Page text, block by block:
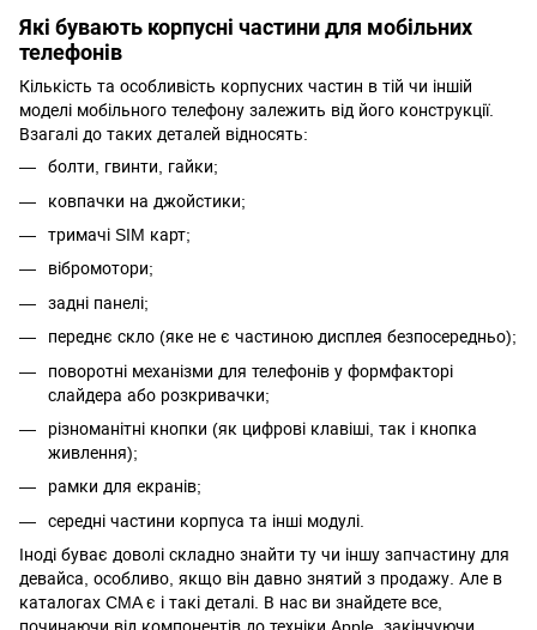
Які бувають корпусні частини для мобільних
телефонів
Кількість та особливість корпусних частин в тій чи іншій
моделі мобільного телефону залежить від його конструкції.
Взагалі до таких деталей відносять:
болти, гвинти, гайки;
ковпачки на джойстики;
тримачі SIM карт;
вібромотори;
задні панелі;
переднє скло (яке не є частиною дисплея безпосередньо);
поворотні механізми для телефонів у формфакторі
слайдера або розкривачки;
різноманітні кнопки (як цифрові клавіші, так і кнопка
живлення);
рамки для екранів;
середні частини корпуса та інші модулі.
Іноді буває доволі складно знайти ту чи іншу запчастину для
девайса, особливо, якщо він давно знятий з продажу. Але в
каталогах CMA є і такі деталі. В нас ви знайдете все,